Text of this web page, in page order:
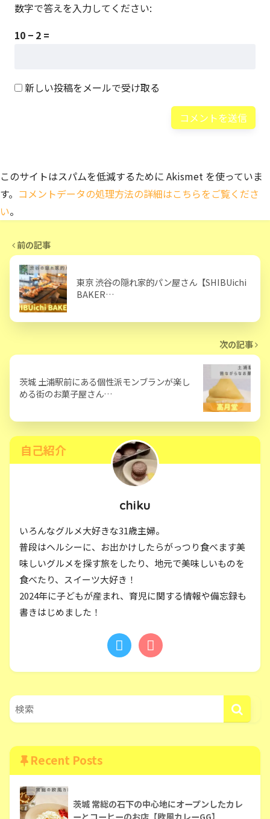
数字で答えを入力してください:
10 − 2 =
新しい投稿をメールで受け取る
このサイトはスパムを低減するために Akismet を使っていま
す。 コメントデータの処理方法の詳細はこちらをご覧くださ
い。
前の記事
東京 渋谷の隠れ家的パン屋さん【SHIBUichi
BAKER…
次の記事
茨城 土浦駅前にある個性派モンブランが楽し
める街のお菓子屋さん…
自己紹介
chiku
いろんなグルメ大好きな31歳主婦。
普段はヘルシーに、お出かけしたらがっつり食べます美
味しいグルメを探す旅をしたり、地元で美味しいものを
食べたり、スイーツ大好き！
2024年に子どもが産まれ、育児に関する情報や備忘録も
書きはじめました！
Recent Posts
茨城 常総の石下の中心地にオープンしたカレ